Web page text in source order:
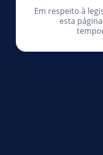
Em respeito à
esta